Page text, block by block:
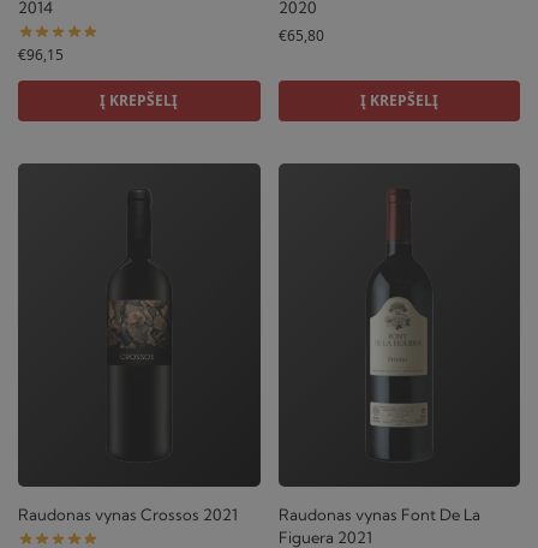
2014
€96,15
Į KREPŠELĮ
2020
€65,80
Į KREPŠELĮ
Raudonas vynas Crossos 2021
Raudonas vynas Font De La
Figuera 2021